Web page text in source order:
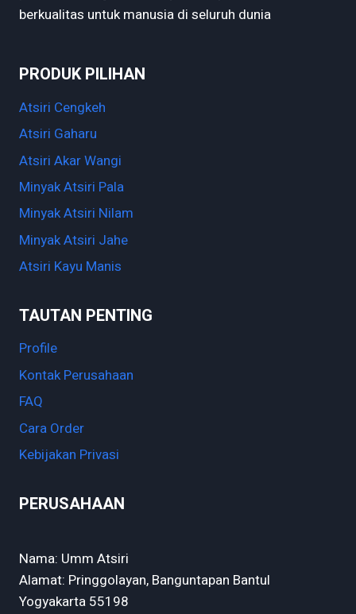
berkualitas untuk manusia di seluruh dunia
PRODUK PILIHAN
Atsiri Cengkeh
Atsiri Gaharu
Atsiri Akar Wangi
Minyak Atsiri Pala
Minyak Atsiri Nilam
Minyak Atsiri Jahe
Atsiri Kayu Manis
TAUTAN PENTING
Profile
Kontak Perusahaan
FAQ
Cara Order
Kebijakan Privasi
PERUSAHAAN
Nama: Umm Atsiri
Alamat: Pringgolayan, Banguntapan Bantul
Yogyakarta 55198